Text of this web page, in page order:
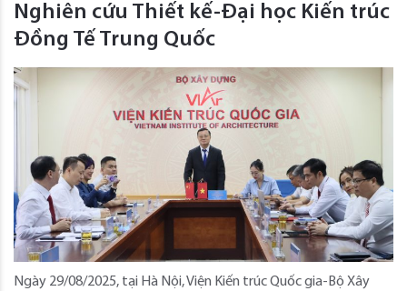
Nghiên cứu Thiết kế-Đại học Kiến trúc
Đồng Tế Trung Quốc
Ngày 29/08/2025, tại Hà Nội, Viện Kiến trúc Quốc gia-Bộ Xây